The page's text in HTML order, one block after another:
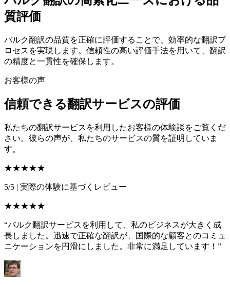
質評価
バルク翻訳の品質を正確に評価することで、効率的な翻訳プ
ロセスを実現します。信頼性の高い評価手法を用いて、翻訳
の精度と一貫性を確保します。
お客様の声
信頼できる翻訳サービスの評価
私たちの翻訳サービスを利用したお客様の体験談をご覧くだ
さい。彼らの声が、私たちのサービスの質を証明していま
す。
★★★★★
5/5 | 実際の体験に基づくレビュー
★★★★★
“バルク翻訳サービスを利用して、私のビジネスが大きく成
長しました。迅速で正確な翻訳が、国際的な顧客とのコミュ
ニケーションを円滑にしました。非常に満足しています！”